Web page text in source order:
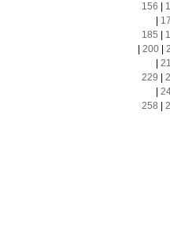
156
185
200|
229
258